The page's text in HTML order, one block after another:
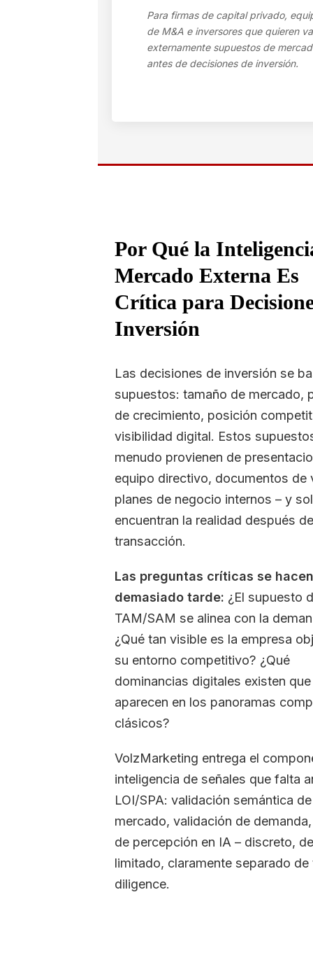
Para firmas de capital privado,
de M&A e inversores que quieren
externamente supuestos de
antes de decisiones de inversión.
Por Qué la
Mercado Externa Es
Crítica para
Inversión
Las decisiones de inversión se
supuestos: tamaño de mercado,
de crecimiento, posición
visibilidad digital. Estos
menudo provienen de
equipo directivo, documentos de
planes de negocio internos – y
encuentran la realidad después
transacción.
Las preguntas críticas se hacen
demasiado tarde: ¿El supuesto
TAM/SAM se alinea con la
¿Qué tan visible es la empresa
su entorno competitivo? ¿Qué
dominancias digitales existen
aparecen en los panoramas
clásicos?
VolzMarketing entrega el
inteligencia de señales que falta
LOI/SPA: validación semántica de
mercado, validación de
de percepción en IA – discreto,
limitado, claramente separado de
diligence.